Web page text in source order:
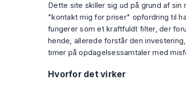
Dette site skiller sig ud på grund af
"kontakt mig for priser" opfordring til
fungerer som et kraftfuldt filter, der
hende, allerede forstår den
timer på opdagelsessamtaler med
Hvorfor det virker